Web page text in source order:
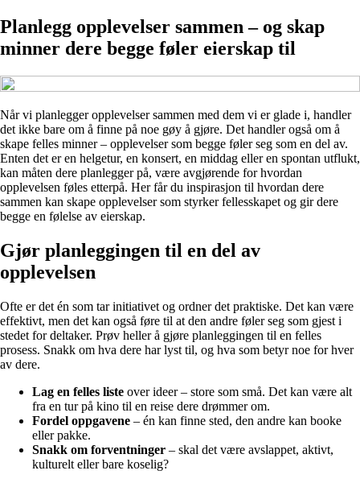
Planlegg opplevelser sammen – og skap
minner dere begge føler eierskap til
Når vi planlegger opplevelser sammen med dem vi er glade i, handler
det ikke bare om å finne på noe gøy å gjøre. Det handler også om å
skape felles minner – opplevelser som begge føler seg som en del av.
Enten det er en helgetur, en konsert, en middag eller en spontan utflukt,
kan måten dere planlegger på, være avgjørende for hvordan
opplevelsen føles etterpå. Her får du inspirasjon til hvordan dere
sammen kan skape opplevelser som styrker fellesskapet og gir dere
begge en følelse av eierskap.
Gjør planleggingen til en del av
opplevelsen
Ofte er det én som tar initiativet og ordner det praktiske. Det kan være
effektivt, men det kan også føre til at den andre føler seg som gjest i
stedet for deltaker. Prøv heller å gjøre planleggingen til en felles
prosess. Snakk om hva dere har lyst til, og hva som betyr noe for hver
av dere.
Lag en felles liste over ideer – store som små. Det kan være alt
fra en tur på kino til en reise dere drømmer om.
Fordel oppgavene – én kan finne sted, den andre kan booke
eller pakke.
Snakk om forventninger – skal det være avslappet, aktivt,
kulturelt eller bare koselig?